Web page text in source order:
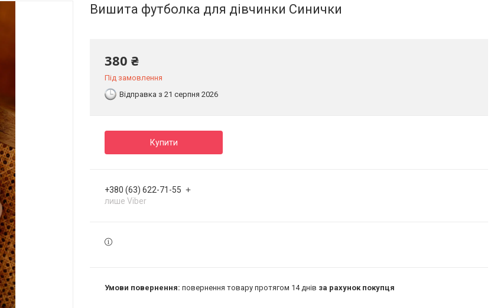
Вишита футболка для дівчинки Синички
380 ₴
Під замовлення
Відправка з 21 серпня 2026
Купити
+380 (63) 622-71-55
лише Viber
повернення товару протягом 14 днів за рахунок покупця